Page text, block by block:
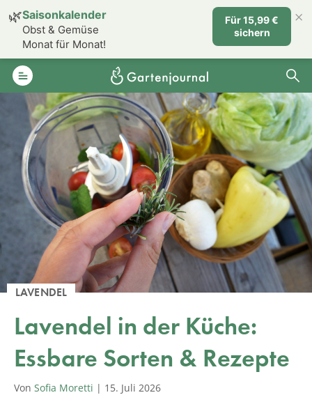
LAVENDEL
Lavendel in der Küche:
Essbare Sorten & Rezepte
Von Sofia Moretti | 15. Juli 2026
🌿Saisonkalender
Obst & Gemüse
Monat für Monat!
Für 15,99 €
sichern
×